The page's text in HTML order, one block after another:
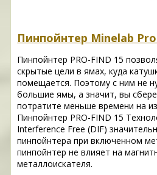
Пинпойнтер Minelab
Пинпойнтер PRO-FIND 15
скрытые цели в ямах, куда
помещается. Поэтому с ним не
большие ямы, а значит, вы
потратите меньше времени на
Пинпойнтер PRO-FIND 15
Interference Free (DIF)
пинпойнтера при включенном
пинпойнтер не влияет на
металлоискателя.